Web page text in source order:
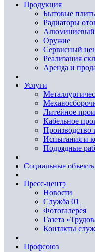
Продукция
Бытовые
Радиаторы
Алюминиевый
Оружие
Сервисный
Реализация
Аренда и
Услуги
Литейное
Кабельное
Производство
Испытания и
Подрядные
Социальные
Пресс-центр
Новости
Служба 01
Фотогалерея
Газета
Контакты
Профсоюз